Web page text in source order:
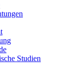
Studien